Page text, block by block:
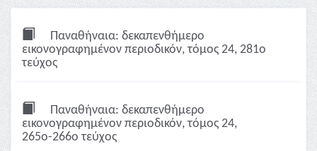
Παναθήναια: δεκαπενθήμερο
εικονογραφημένον περιοδικόν, τόμος 24, 281ο
τεύχος
Παναθήναια: δεκαπενθήμερο
εικονογραφημένον περιοδικόν, τόμος 24,
265ο-266ο τεύχος